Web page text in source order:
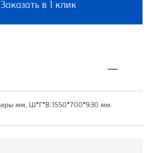
Заказать в 1 клик
мм, Ш*Г*В:1550*700*930 мм